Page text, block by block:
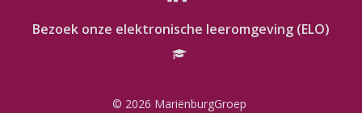
Bezoek onze elektronische leeromgeving (ELO)
© 2026 MariënburgGroep